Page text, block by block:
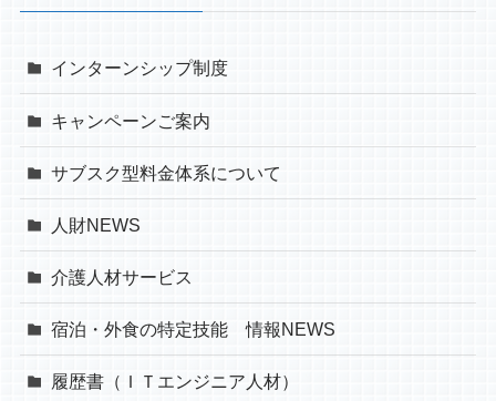
インターンシップ制度
キャンペーンご案内
サブスク型料金体系について
人財NEWS
介護人材サービス
宿泊・外食の特定技能 情報NEWS
履歴書（ＩＴエンジニア人材）